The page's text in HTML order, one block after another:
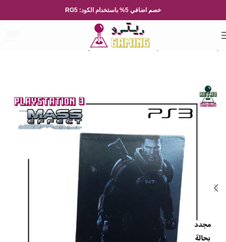
خصم اضافي 5% باستخدام الكود: RG5
Playsation بلايستيشن 3